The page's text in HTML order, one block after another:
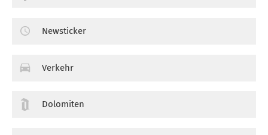
Newsticker
Verkehr
Dolomiten